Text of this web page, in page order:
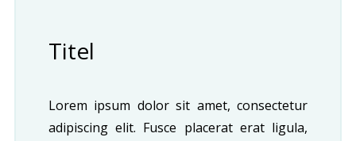
Titel
Lorem ipsum dolor sit amet, consectetur
adipiscing elit. Fusce placerat erat ligula,